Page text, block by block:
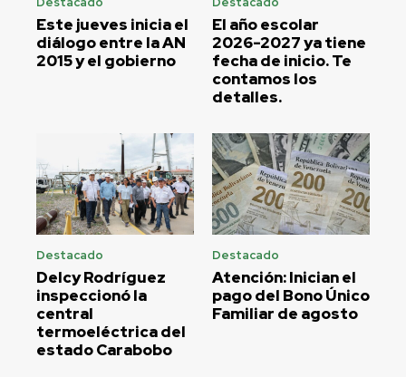
Este jueves inicia el
diálogo entre la AN
2015 y el gobierno
El año escolar
2026-2027 ya tiene
fecha de inicio. Te
contamos los
detalles.
Destacado
Delcy Rodríguez
inspeccionó la
central
termoeléctrica del
estado Carabobo
Destacado
Atención: Inician el
pago del Bono Único
Familiar de agosto